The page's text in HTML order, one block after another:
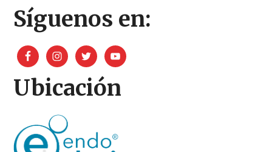
Footer
Síguenos en:
Ubicación